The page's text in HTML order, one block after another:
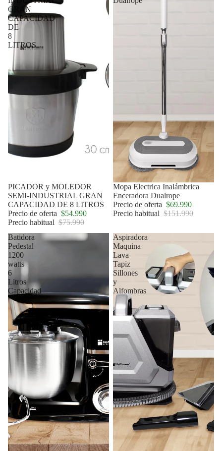
GRAN
CAPACIDAD
DE
8
LITROS
Oferta
PICADOR y MOLEDOR
SEMI-INDUSTRIAL GRAN
CAPACIDAD DE 8 LITROS
Precio de oferta $54.990
Precio habitual $75.990
Oferta
Mopa Electrica Inalámbrica
Enceradora Dualrope
Precio de oferta $69.990
Precio habitual $151.990
Batidora
Pedestal
1200
watts
6
Litros
Capacidad
Aspiradora
Maquina
Lava
Tapiz
Sillones
y
Alfombras